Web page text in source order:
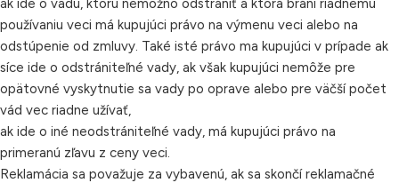
ak ide o vadu, ktorú nemožno odstrániť a ktorá bráni riadnemu
používaniu veci má kupujúci právo na výmenu veci alebo na
odstúpenie od zmluvy. Také isté právo ma kupujúci v prípade ak
síce ide o odstrániteľné vady, ak však kupujúci nemôže pre
opätovné vyskytnutie sa vady po oprave alebo pre väčší počet
vád vec riadne užívať,
ak ide o iné neodstrániteľné vady, má kupujúci právo na
primeranú zľavu z ceny veci.
Reklamácia sa považuje za vybavenú, ak sa skončí reklamačné